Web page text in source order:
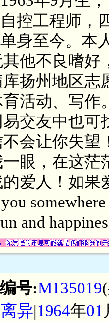
控工程师，
身至今。本
他不良嗜好
扬州地区志
活动、写作
交友中也可
会让你失望
眼，在这茫
爱人！如果
and
号:M135019
离异|1964年01